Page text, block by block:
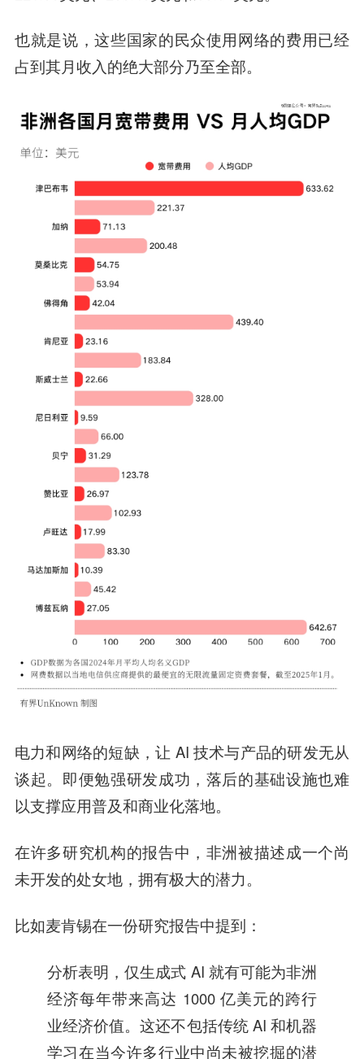
也就是说，这些国家的民众使用网络的费用已经
占到其月收入的绝大部分乃至全部。
电力和网络的短缺，让 AI 技术与产品的研发无从
谈起。即便勉强研发成功，落后的基础设施也难
以支撑应用普及和商业化落地。
在许多研究机构的报告中，非洲被描述成一个尚
未开发的处女地，拥有极大的潜力。
比如麦肯锡在一份研究报告中提到：
分析表明，仅生成式 AI 就有可能为非洲
经济每年带来高达 1000 亿美元的跨行
业经济价值。这还不包括传统 AI 和机器
学习在当今许多行业中尚未被挖掘的潜